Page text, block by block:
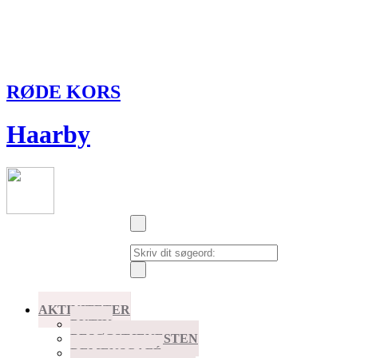
RØDE KORS
Haarby
AKTIVITETER
BUTIK
BESØGSTJENESTEN
DEMENSCAFÉ